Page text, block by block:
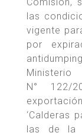
las
vigente
por
N° 122/
‘Calderas
las de la